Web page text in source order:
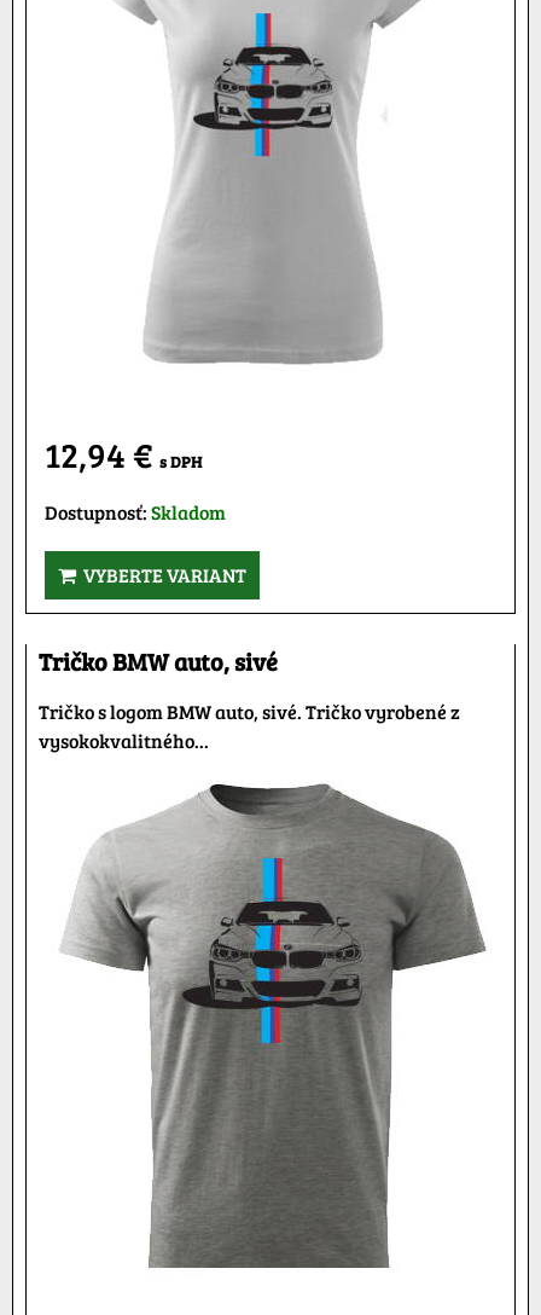
12,94 € s DPH
Dostupnosť:Skladom
VYBERTE VARIANT
Tričko BMW auto, sivé
Tričko s logom BMW auto, sivé. Tričko vyrobené z
vysokokvalitného...